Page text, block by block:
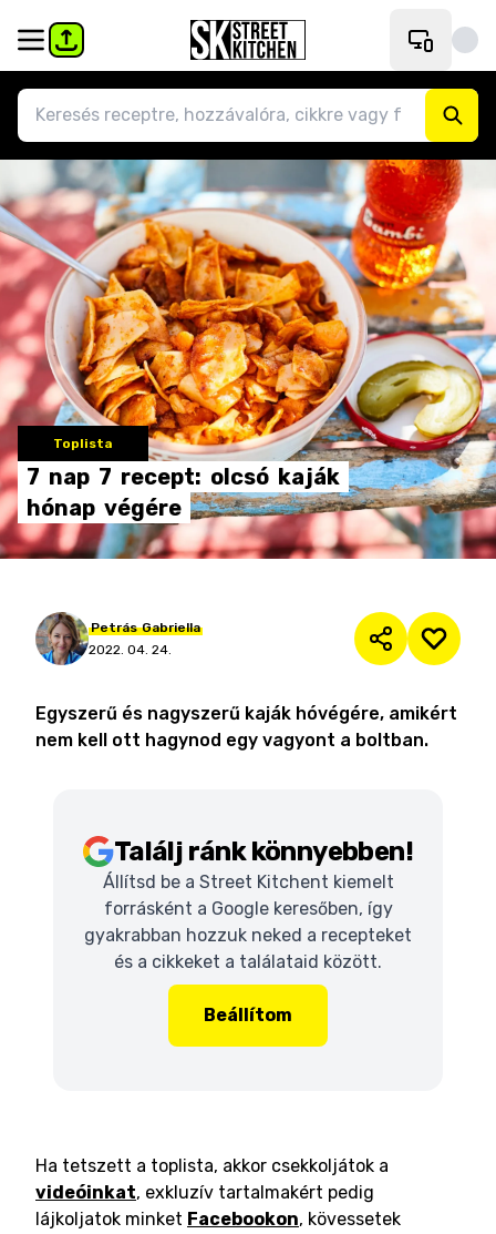
Toplista
7 nap 7 recept: olcsó kaják
hónap végére
Petrás Gabriella
2022. 04. 24.
Egyszerű és nagyszerű kaják hóvégére, amikért
nem kell ott hagynod egy vagyont a boltban.
Találj ránk könnyebben!
Állítsd be a Street Kitchent kiemelt
forrásként a Google keresőben, így
gyakrabban hozzuk neked a recepteket
és a cikkeket a találataid között.
Beállítom
Ha tetszett a toplista, akkor csekkoljátok a
videóinkat, exkluzív tartalmakért pedig
lájkoljatok minket Facebookon, kövessetek